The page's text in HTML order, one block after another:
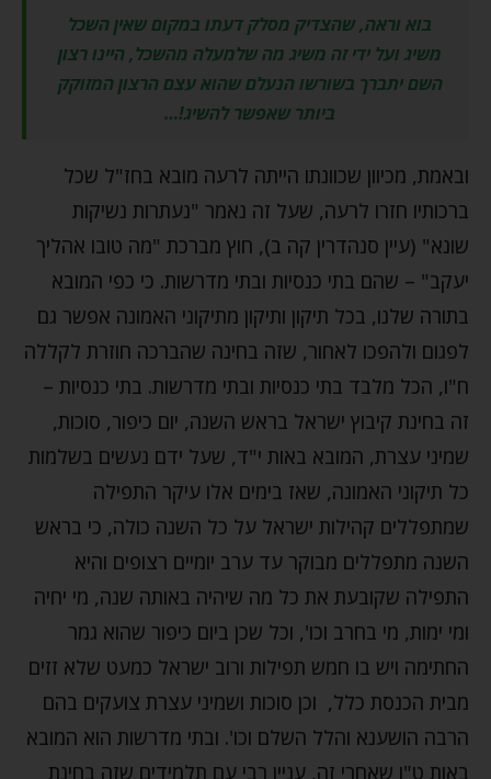
בוא וראה, שהצדיק מסלק דעתו במקום שאין השכל
משיג ועל ידי זה משיג מה שלמעלה מהשכל, היינו רצון
השם יתברך בשורשו הנעלם שהוא עצם הרצון המזוקק
ביותר שאפשר להשיג!…
ובאמת, מכיוון שכוונתו הייתה לרעה מובא בחז"ל שכל
ברכותיו חזרו לרעה, שעל זה נאמר "נעתרות נשיקות
שונא" (עיין סנהדרין קה ב), חוץ מברכת "מה טובו אהליך
יעקב" – שהם בתי כנסיות ובתי מדרשות. כי כפי המובא
בתורה שלנו, בכל תיקון ותיקון מתיקוני האמונה אפשר גם
לפגום ולהפכו לאחור, שזה בחינה שהברכה חוזרת לקללה
ח"ו, הכל מלבד בתי כנסיות ובתי מדרשות. בתי כנסיות –
זה בחינת קיבוץ ישראל בראש השנה, יום כיפור, סוכות,
שמיני עצרת, המובא באות י"ד, שעל ידם נעשים בשלמות
כל תיקוני האמונה, שאז בימים אלו עיקר התפילה
שמתפללים קהילות ישראל על כל השנה כולה, כי בראש
השנה מתפללים מבוקר עד ערב יומיים רצופים והיא
התפילה שקובעת את כל מה שיהיה באותה שנה, מי יחיה
ומי ימות, מי בחרב וכו', וכל שכן ביום כיפור שהוא גמר
החתימה ויש בו חמש תפילות ורוב ישראל כמעט שלא זזים
מבית הכנסת כלל, וכן סוכות ושמיני עצרת צועקים בהם
הרבה הושענא והלל השלם וכו'. ובתי מדרשות הוא המובא
באות ט"ו שאחרי זה, עניין רבי עם תלמידים שזה בחינת